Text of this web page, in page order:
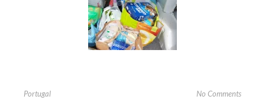
Portugal No Comments